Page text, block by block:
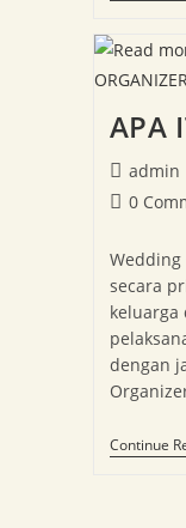
APA
admin
0
Wedding
secara
keluarga
dengan
Continue